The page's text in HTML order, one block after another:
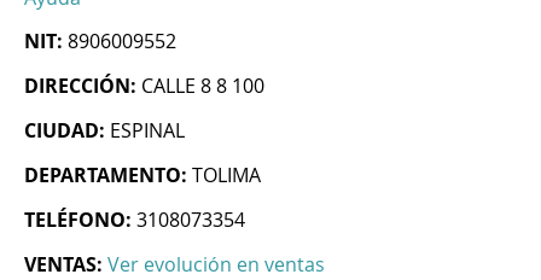
NIT: 8906009552
DIRECCIÓN: CALLE 8 8 100
CIUDAD: ESPINAL
DEPARTAMENTO: TOLIMA
TELÉFONO: 3108073354
VENTAS: Ver evolución en ventas